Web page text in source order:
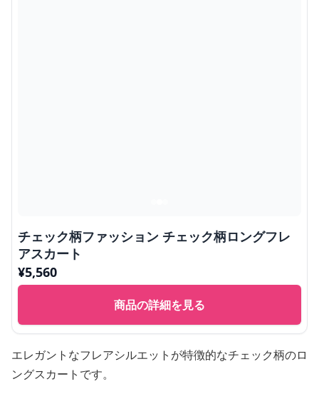
チェック柄ファッション チェック柄ロングフレ
アスカート
¥5,560
商品の詳細を見る
エレガントなフレアシルエットが特徴的なチェック柄のロ
ングスカートです。